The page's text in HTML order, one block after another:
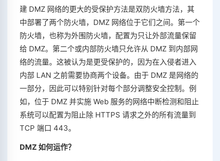
建 DMZ 网络的更大的受保护方法是双防火墙方法，其
中部署了两个防火墙，DMZ 网络位于它们之间。第一个
防火墙，也称为外围防火墙，配置为只让外部流量保留
给 DMZ。第二个或内部防火墙只允许从 DMZ 到内部网
络的流量。这被认为是更受保护的，因为在入侵者进入
内部 LAN 之前需要协商两个设备。由于 DMZ 是网络的
一部分，因此可以特别针对每个部分调整安全控制。例
如，位于 DMZ 并实施 Web 服务的网络中断检测和阻止
系统可以配置为阻止除 HTTPS 请求之外的所有流量到
TCP 端口 443。
DMZ 如何运作？